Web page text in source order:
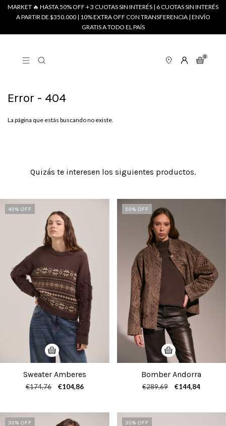
MARKET 🔥 HASTA 50% OFF + 3 CUOTAS SIN INTERÉS | 6 CUOTAS SIN INTERÉS
A PARTIR DE $350.000 | 10% EXTRA OFF CON TRANSFERENCIA | ENVÍO
GRATIS A TODO EL PAÍS
0
Error - 404
La página que estás buscando no existe.
Quizás te interesen los siguientes productos.
40% OFF
Sweater Amberes
€174,76 €104,86
50% OFF
Bomber Andorra
€289,69 €144,84
30% OFF 30% OFF